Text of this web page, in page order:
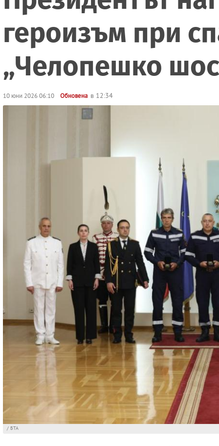
героизъм при
„Челопешко
10 юни 2026 06:10 Обновена в 12:34
/ БТА